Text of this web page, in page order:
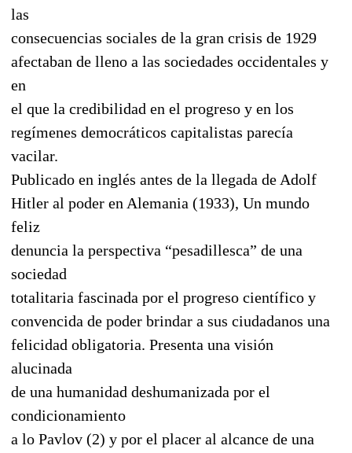
las
consecuencias sociales de la gran crisis de 1929
afectaban de lleno a las sociedades occidentales y
en
el que la credibilidad en el progreso y en los
regímenes democráticos capitalistas parecía
vacilar.
Publicado en inglés antes de la llegada de Adolf
Hitler al poder en Alemania (1933), Un mundo
feliz
denuncia la perspectiva “pesadillesca” de una
sociedad
totalitaria fascinada por el progreso científico y
convencida de poder brindar a sus ciudadanos una
felicidad obligatoria. Presenta una visión
alucinada
de una humanidad deshumanizada por el
condicionamiento
a lo Pavlov (2) y por el placer al alcance de una